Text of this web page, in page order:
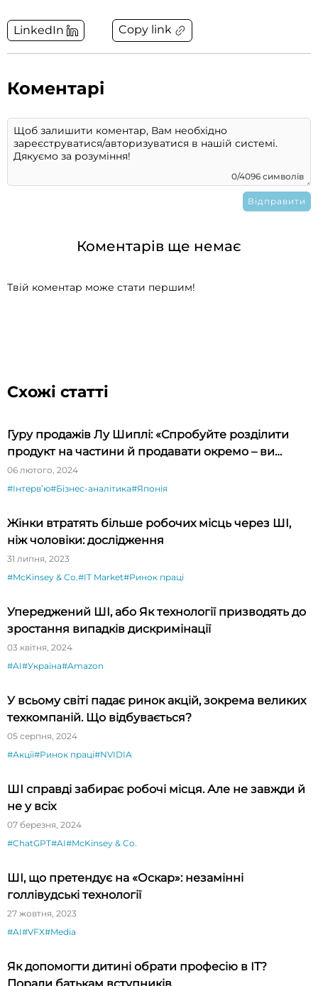
LinkedIn Copy link
Коментарі
0/4096 символів
Коментарів ще немає
Твій коментар може стати першим!
Схожі статті
Гуру продажів Лу Шиплі: «Спробуйте розділити
продукт на частини й продавати окремо – ви
будете вражені»
06 лютого, 2024
#Інтервʼю#Бізнес-аналітика#Японія
Жінки втратять більше робочих місць через ШІ,
ніж чоловіки: дослідження
31 липня, 2023
#McKinsey & Co.#IT Market#Ринок праці
Упереджений ШІ, або Як технології призводять до
зростання випадків дискримінації
03 квітня, 2024
#AI#Україна#Amazon
У всьому світі падає ринок акцій, зокрема великих
техкомпаній. Що відбувається?
05 серпня, 2024
#Акції#Ринок праці#NVIDIA
ШІ справді забирає робочі місця. Але не завжди й
не у всіх
07 березня, 2024
#ChatGPT#AI#McKinsey & Co.
ШІ, що претендує на «Оскар»: незамінні
голлівудські технології
27 жовтня, 2023
#AI#VFX#Media
Як допомогти дитині обрати професію в ІТ?